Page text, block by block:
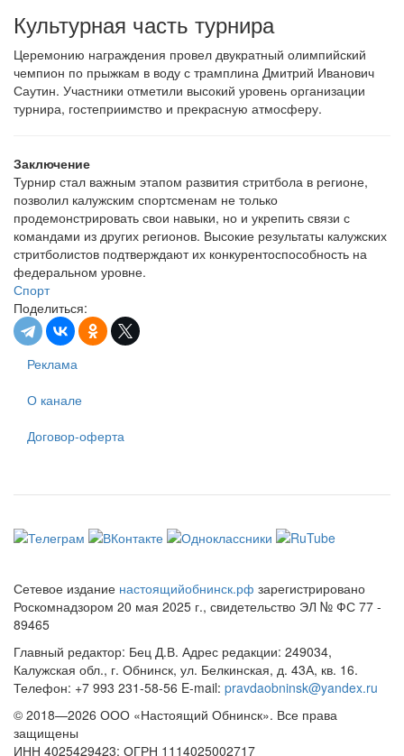
Культурная часть турнира
Церемонию награждения провел двукратный олимпийский
чемпион по прыжкам в воду с трамплина Дмитрий Иванович
Саутин. Участники отметили высокий уровень организации
турнира, гостеприимство и прекрасную атмосферу.
Заключение
Турнир стал важным этапом развития стритбола в регионе,
позволил калужским спортсменам не только
продемонстрировать свои навыки, но и укрепить связи с
командами из других регионов. Высокие результаты калужских
стритболистов подтверждают их конкурентоспособность на
федеральном уровне.
Спорт
Поделиться:
Реклама
О канале
Договор-оферта
Сетевое издание настоящийобнинск.рф зарегистрировано
Роскомнадзором 20 мая 2025 г., свидетельство ЭЛ № ФС 77 -
89465
Главный редактор: Бец Д.В. Адрес редакции: 249034,
Калужская обл., г. Обнинск, ул. Белкинская, д. 43А, кв. 16.
Телефон: +7 993 231-58-56 E-mail: pravdaobninsk@yandex.ru
© 2018—2026 ООО «Настоящий Обнинск». Все права
защищены
ИНН 4025429423; ОГРН 1114025002717